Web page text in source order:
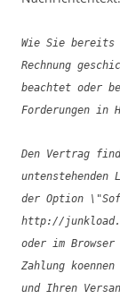
Wie Sie bereits
Rechnung
beachtet oder
Forderungen in
Den Vertrag
der Option
http://
oder im
Zahlung
und Ihren